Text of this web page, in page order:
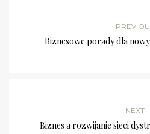
Biznesowe porady dla
NEXT
Biznes a rozwijanie sieci